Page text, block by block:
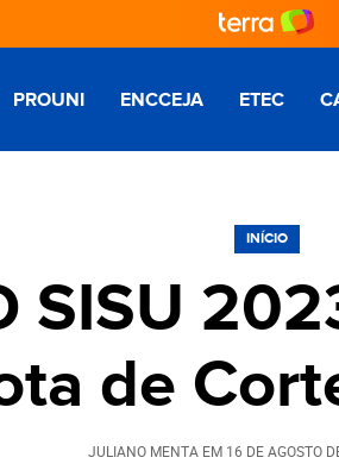
PROUNI ENCCEJA ETEC
INÍCIO
SISU
de
JULIANO MENTA EM 16 DE AGOSTO